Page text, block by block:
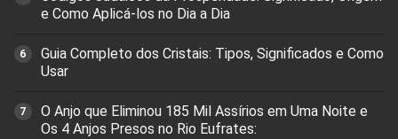
e Como Aplicá-los no Dia a Dia
Guia Completo dos Cristais: Tipos, Significados e Como
Usar
O Anjo que Eliminou 185 Mil Assírios em Uma Noite e
Os 4 Anjos Presos no Rio Eufrates: